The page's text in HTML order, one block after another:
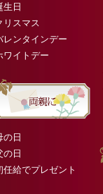
生日
リスマス
レンタインデー
ワイトデー
の日
の日
任給でプレゼント